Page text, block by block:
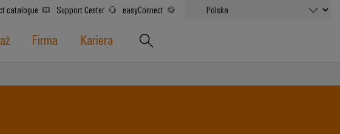
catalogue Support Center easyConnect
Firma Kariera